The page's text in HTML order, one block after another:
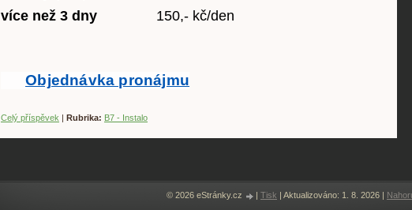
více než 3 dny 150,- kč/den
Objednávka pronájmu
Celý příspěvek | Rubrika: B7 - Instalo
© 2026 eStránky.cz | Tisk | Aktualizováno: 1. 8. 2026 |